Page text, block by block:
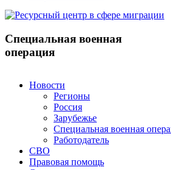
Специальная военная
операция
Новости
Регионы
Россия
Зарубежье
Специальная военная
Работодатель
СВО
Правовая помощь